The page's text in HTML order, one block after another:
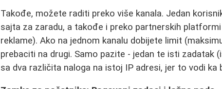
Takođe, možete raditi preko više kanala. Jedan
sajta za zaradu, a takođe i preko partnerskih
reklame). Ako na jednom kanalu dobijete limit
prebaciti na drugi. Samo pazite - jedan te isti
sa dva različita naloga na istoj IP adresi, jer to vodi ka